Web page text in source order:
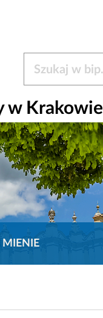
w Krakowie
MIENIE